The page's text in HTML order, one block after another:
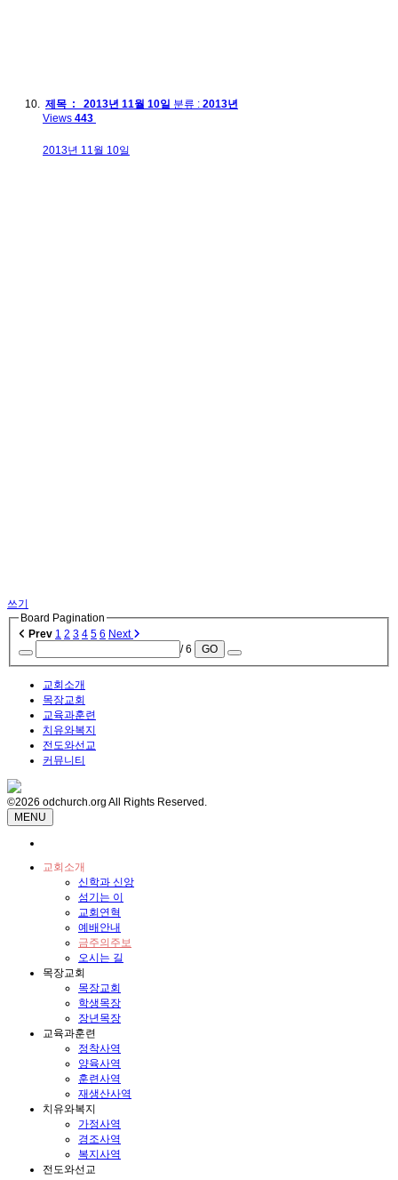
제목 : 2013년 11월 10일 분류 : 2013년
Views 443
2013년 11월 10일
쓰기
Board Pagination
Prev 1 2 3 4 5 6 Next
/ 6
GO
교회소개
목장교회
교육과훈련
치유와복지
전도와선교
커뮤니티
©2026 odchurch.org All Rights Reserved.
MENU
교회소개
신학과 신앙
섬기는 이
교회연혁
예배안내
금주의주보
오시는 길
목장교회
목장교회
학생목장
장년목장
교육과훈련
정착사역
양육사역
훈련사역
재생산사역
치유와복지
가정사역
경조사역
복지사역
전도와선교